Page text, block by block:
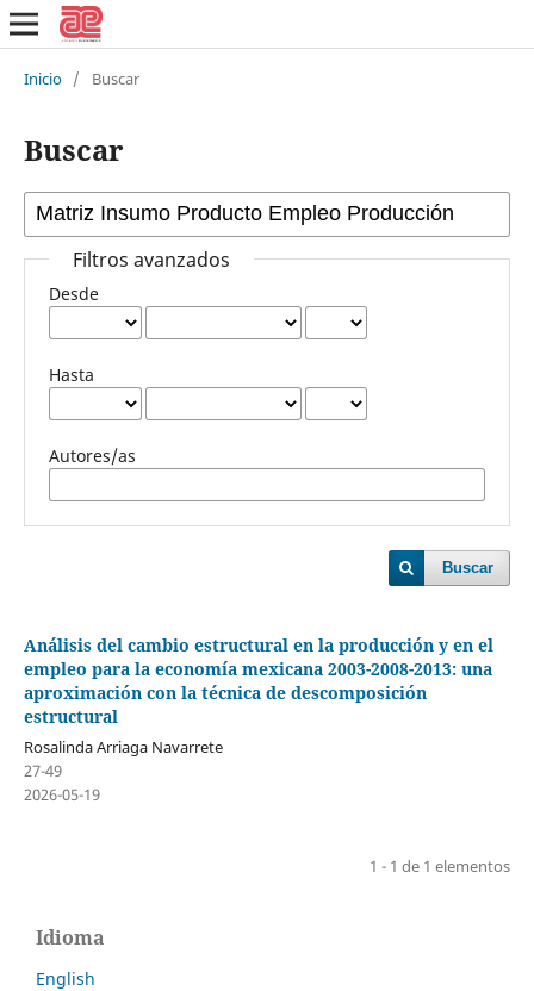
Inicio / Buscar
Buscar
Filtros avanzados
Desde
Hasta
Autores/as
Buscar
Análisis del cambio estructural en la producción y en el
empleo para la economía mexicana 2003-2008-2013: una
aproximación con la técnica de descomposición
estructural
Rosalinda Arriaga Navarrete
27-49
2026-05-19
1 - 1 de 1 elementos
Idioma
English